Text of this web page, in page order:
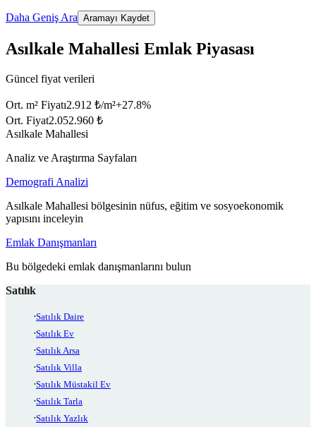
Daha Geniş Ara Aramayı Kaydet
Asılkale Mahallesi Emlak Piyasası
Güncel fiyat verileri
Ort. m² Fiyatı2.912 ₺/m²+27.8%
Ort. Fiyat2.052.960 ₺
Asılkale Mahallesi
Analiz ve Araştırma Sayfaları
Demografi Analizi
Asılkale Mahallesi bölgesinin nüfus, eğitim ve sosyoekonomik
yapısını inceleyin
Emlak Danışmanları
Bu bölgedeki emlak danışmanlarını bulun
Satılık
Satılık Daire
Satılık Ev
Satılık Arsa
Satılık Villa
Satılık Müstakil Ev
Satılık Tarla
Satılık Yazlık